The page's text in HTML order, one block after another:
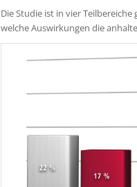
Die Studie ist in vier
welche Auswirkungen die